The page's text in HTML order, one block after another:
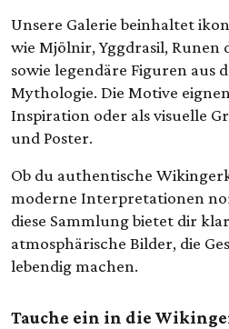
Unsere Galerie beinhaltet
wie Mjölnir, Yggdrasil, Runen
sowie legendäre Figuren aus
Mythologie. Die Motive
Inspiration oder als visuelle
und Poster.
Ob du authentische
moderne Interpretationen
diese Sammlung bietet dir
atmosphärische Bilder, die
lebendig machen.
Tauche ein in die